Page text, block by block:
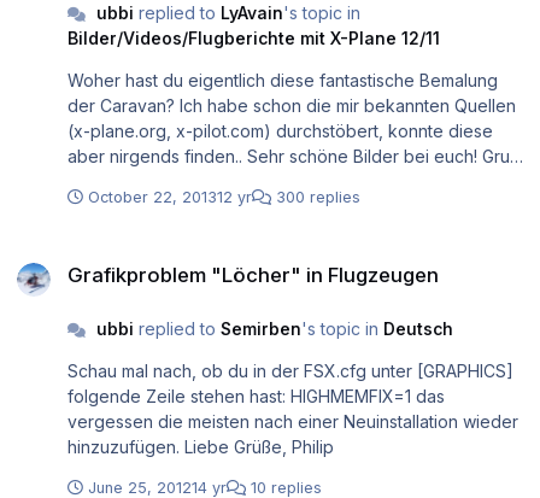
ubbi replied to LyAvain's topic in
Bilder/Videos/Flugberichte mit X-Plane 12/11
Woher hast du eigentlich diese fantastische Bemalung
der Caravan? Ich habe schon die mir bekannten Quellen
(x-plane.org, x-pilot.com) durchstöbert, konnte diese
aber nirgends finden.. Sehr schöne Bilder bei euch! Gruß,
October 22, 201312 yr 300 replies
Grafikproblem "Löcher" in Flugzeugen
ubbi replied to Semirben's topic in Deutsch
Schau mal nach, ob du in der FSX.cfg unter [GRAPHICS]
folgende Zeile stehen hast: HIGHMEMFIX=1 das
vergessen die meisten nach einer Neuinstallation wieder
hinzuzufügen. Liebe Grüße, Philip
June 25, 201214 yr 10 replies